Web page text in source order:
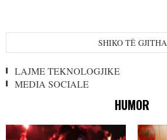
SHIKO TË GJITHA
LAJME TEKNOLOGJIKE
MEDIA SOCIALE
HUMOR